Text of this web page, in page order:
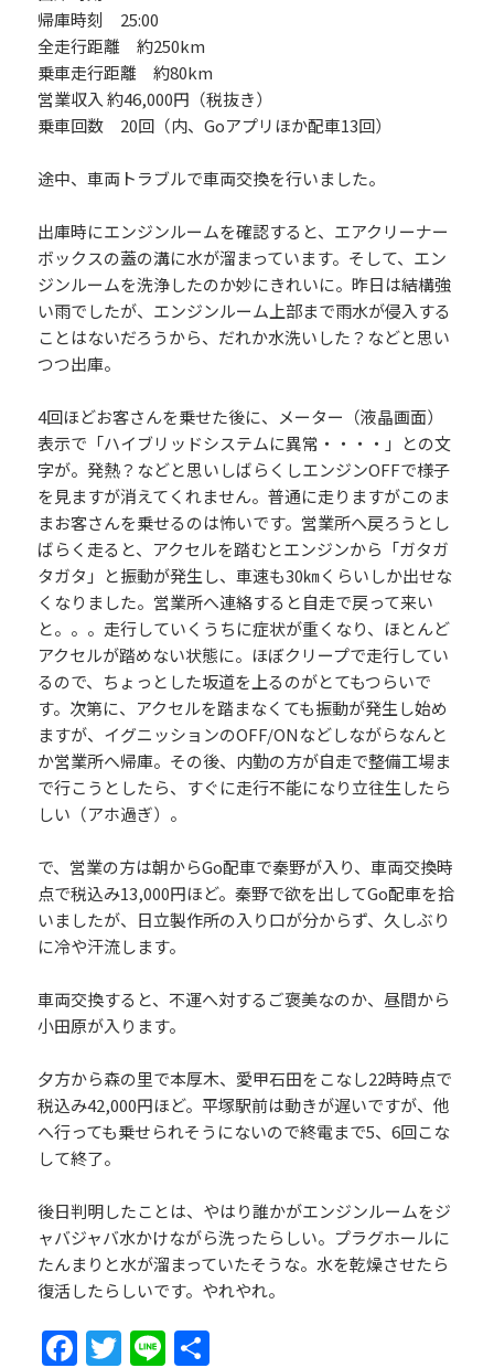
帰庫時刻 25:00
全走行距離 約250km
乗車走行距離 約80km
営業収入 約46,000円（税抜き）
乗車回数 20回（内、Goアプリほか配車13回）
途中、車両トラブルで車両交換を行いました。
出庫時にエンジンルームを確認すると、エアクリーナー
ボックスの蓋の溝に水が溜まっています。そして、エン
ジンルームを洗浄したのか妙にきれいに。昨日は結構強
い雨でしたが、エンジンルーム上部まで雨水が侵入する
ことはないだろうから、だれか水洗いした？などと思い
つつ出庫。
4回ほどお客さんを乗せた後に、メーター（液晶画面）
表示で「ハイブリッドシステムに異常・・・・」との文
字が。発熱？などと思いしばらくしエンジンOFFで様子
を見ますが消えてくれません。普通に走りますがこのま
まお客さんを乗せるのは怖いです。営業所へ戻ろうとし
ばらく走ると、アクセルを踏むとエンジンから「ガタガ
タガタ」と振動が発生し、車速も30㎞くらいしか出せな
くなりました。営業所へ連絡すると自走で戻って来い
と。。。走行していくうちに症状が重くなり、ほとんど
アクセルが踏めない状態に。ほぼクリープで走行してい
るので、ちょっとした坂道を上るのがとてもつらいで
す。次第に、アクセルを踏まなくても振動が発生し始め
ますが、イグニッションのOFF/ONなどしながらなんと
か営業所へ帰庫。その後、内勤の方が自走で整備工場ま
で行こうとしたら、すぐに走行不能になり立往生したら
しい（アホ過ぎ）。
で、営業の方は朝からGo配車で秦野が入り、車両交換時
点で税込み13,000円ほど。秦野で欲を出してGo配車を拾
いましたが、日立製作所の入り口が分からず、久しぶり
に冷や汗流します。
車両交換すると、不運へ対するご褒美なのか、昼間から
小田原が入ります。
夕方から森の里で本厚木、愛甲石田をこなし22時時点で
税込み42,000円ほど。平塚駅前は動きが遅いですが、他
へ行っても乗せられそうにないので終電まで5、6回こな
して終了。
後日判明したことは、やはり誰かがエンジンルームをジ
ャバジャバ水かけながら洗ったらしい。プラグホールに
たんまりと水が溜まっていたそうな。水を乾燥させたら
復活したらしいです。やれやれ。
Fa
T
Li